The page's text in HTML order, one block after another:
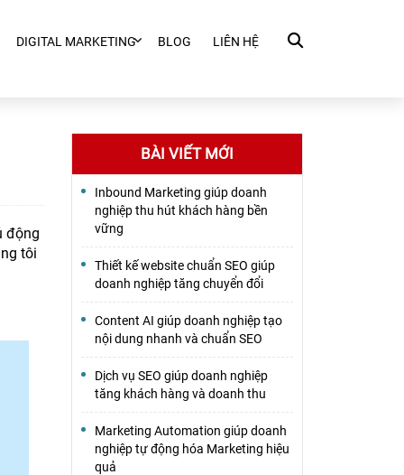
DIGITAL MARKETING BLOG LIÊN HỆ
động
tôi
BÀI VIẾT MỚI
Inbound Marketing giúp doanh
nghiệp thu hút khách hàng bền
vững
Thiết kế website chuẩn SEO giúp
doanh nghiệp tăng chuyển đổi
Content AI giúp doanh nghiệp tạo
nội dung nhanh và chuẩn SEO
Dịch vụ SEO giúp doanh nghiệp
tăng khách hàng và doanh thu
Marketing Automation giúp doanh
nghiệp tự động hóa Marketing hiệu
quả